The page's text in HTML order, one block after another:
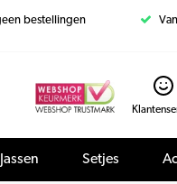
bestellingen
Setjes